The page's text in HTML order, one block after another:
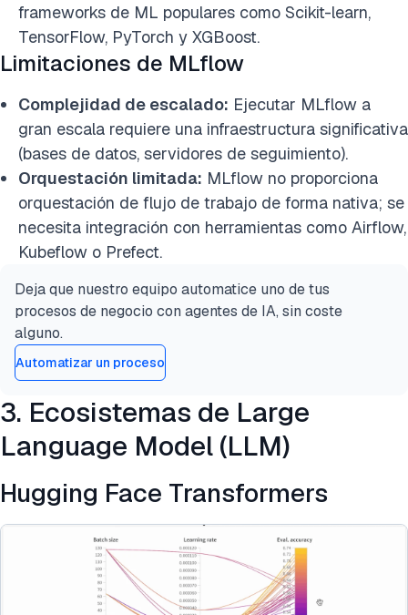
frameworks de ML populares como Scikit-learn,
TensorFlow, PyTorch y XGBoost.
Limitaciones de MLflow
Complejidad de escalado: Ejecutar MLflow a
gran escala requiere una infraestructura significativa
(bases de datos, servidores de seguimiento).
Orquestación limitada: MLflow no proporciona
orquestación de flujo de trabajo de forma nativa; se
necesita integración con herramientas como Airflow,
Kubeflow o Prefect.
Deja que nuestro equipo automatice uno de tus
procesos de negocio con agentes de IA, sin coste
alguno.
Automatizar un proceso
3. Ecosistemas de Large
Language Model (LLM)
Hugging Face Transformers